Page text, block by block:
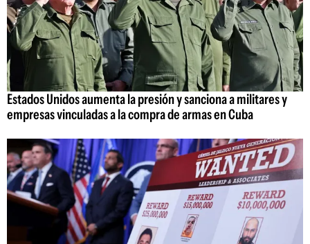
Estados Unidos aumenta la presión y sanciona a militares y
empresas vinculadas a la compra de armas en Cuba